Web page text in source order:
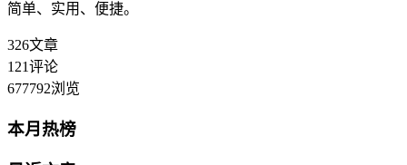
简单、实用、便捷。
326文章
121评论
677792浏览
本月热榜